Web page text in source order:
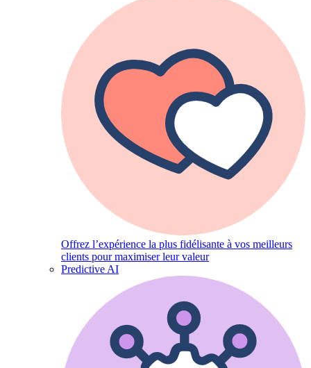
Offrez l’expérience la plus fidélisante à vos meilleurs
clients pour maximiser leur valeur
Predictive AI